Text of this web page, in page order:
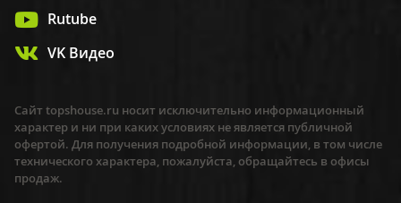
Rutube
VK Видео
Сайт topshouse.ru носит исключительно информационный
характер и ни при каких условиях не является публичной
офертой. Для получения подробной информации, в том числе
технического характера, пожалуйста, обращайтесь в офисы
продаж.